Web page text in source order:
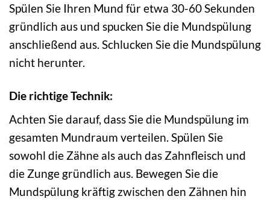
Spülen Sie Ihren Mund für etwa 30-60 Sekunden
gründlich aus und spucken Sie die Mundspülung
anschließend aus. Schlucken Sie die Mundspülung
nicht herunter.
Die richtige Technik:
Achten Sie darauf, dass Sie die Mundspülung im
gesamten Mundraum verteilen. Spülen Sie
sowohl die Zähne als auch das Zahnfleisch und
die Zunge gründlich aus. Bewegen Sie die
Mundspülung kräftig zwischen den Zähnen hin